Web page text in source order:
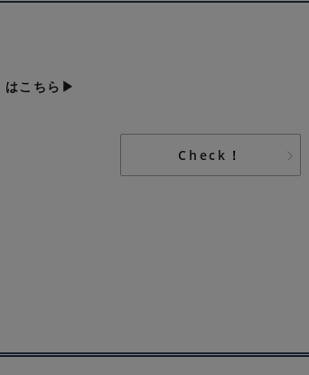
はこちら▶
Check！